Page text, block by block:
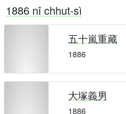
1886 nî chhut-sì
五十嵐重藏
1886
大塚義男
1886